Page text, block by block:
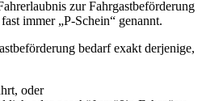
zur Fahrgastbeförderung
immer „P-Schein“ genannt.
bedarf exakt derjenige,
oder